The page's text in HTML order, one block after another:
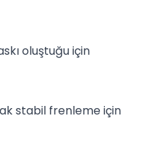
oluştuğu için
stabil frenleme için